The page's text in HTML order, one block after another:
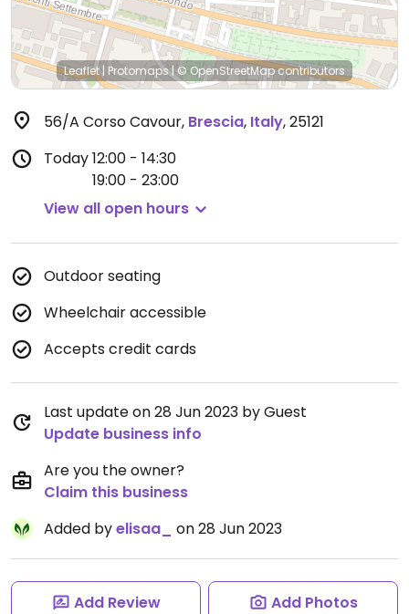
Leaflet| Protomaps|© OpenStreetMapcontributors
56/A Corso Cavour, Brescia, Italy,25121
Today12:00 - 14:30
19:00 - 23:00
View all open hours
Outdoor seating
Wheelchair accessible
Accepts credit cards
Last update on 28 Jun 2023 by Guest
Update business info
Are you the owner?
Claim this business
Added byelisaa_ on 28 Jun 2023
Add Review Add Photos